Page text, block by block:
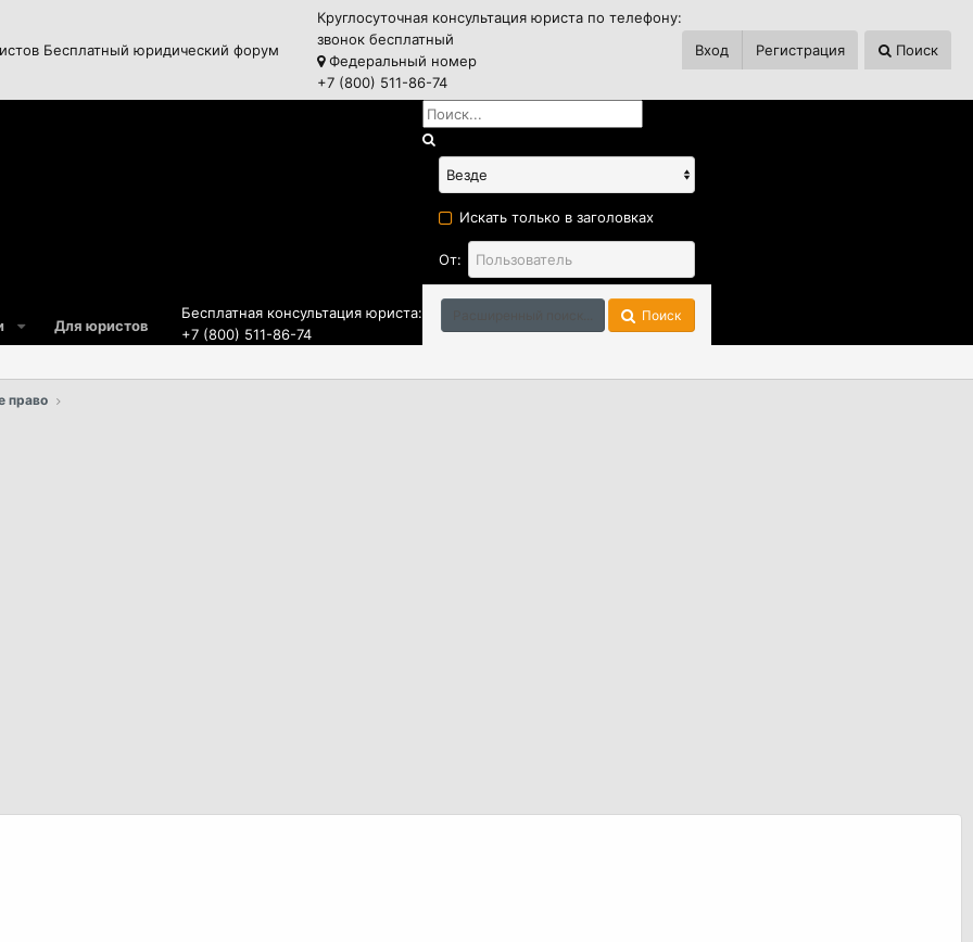
Бесплатный юридический форум
Круглосуточная консультация юриста по телефону:
звонок бесплатный
Федеральный номер
+7 (800) 511-86-74
Вход Регистрация Поиск
Для юристов
Бесплатная консультация юриста:
+7 (800) 511-86-74
Искать только в заголовках
От:
Поиск
право